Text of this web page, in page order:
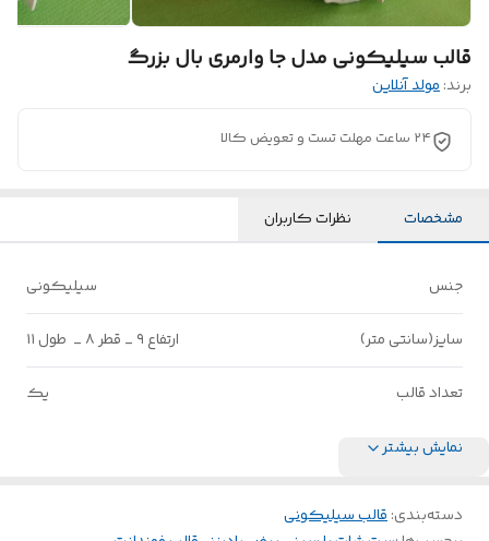
قالب سیلیکونی مدل جا وارمری بال بزرگ
برند:مولد آنلاین
۲۴ ساعت مهلت تست و تعویض کالا
مشخصات نظرات کاربران
جنس سیلیکونی
سایز(سانتی متر) ارتفاع ۹ _ قطر ۸ _ طول ۱۱
تعداد قالب یک
نمایش بیشتر
دسته‌بندی:قالب سیلیکونی